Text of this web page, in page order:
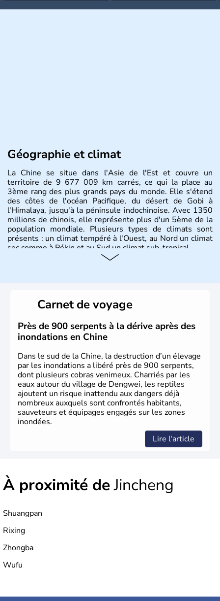
Géographie et climat
La Chine se situe dans l'Asie de l'Est et couvre un
territoire de 9 677 009 km carrés, ce qui la place au
3ème rang des plus grands pays du monde. Elle s'étend
des côtes de l'océan Pacifique, du désert de Gobi à
l'Himalaya, jusqu'à la péninsule indochinoise. Avec 1350
millions de chinois, elle représente plus d'un 5ème de la
population mondiale. Plusieurs types de climats sont
présents : un climat tempéré à l'Ouest, au Nord un climat
sec comme à Pékin et au Sud un climat sub-tropical.
dynasties. La dynastie Qing a été la dernière à régner
jusqu'aux guerres de l'opium lorsque la Chine s'est
constituée comme nation et a retrouvé son indépendance
en 1945. Illustre pays en matière d'inventions avant-
gardistes, la Chine a été la première utilisatrice du papier,
de l'imprimerie à caractères mobiles, de la boussole et de
la poudre à canon.
Carnet de voyage
Près de 900 serpents à la dérive après des
inondations en Chine
Dans le sud de la Chine, la destruction d’un élevage
par les inondations a libéré près de 900 serpents,
dont plusieurs cobras venimeux. Charriés par les
eaux autour du village de Dengwei, les reptiles
ajoutent un risque inattendu aux dangers déjà
nombreux auxquels sont confrontés habitants,
sauveteurs et équipages engagés sur les zones
inondées.
Lire l'article
À proximité deJincheng
Shuangpan
Rixing
Zhongba
Wufu